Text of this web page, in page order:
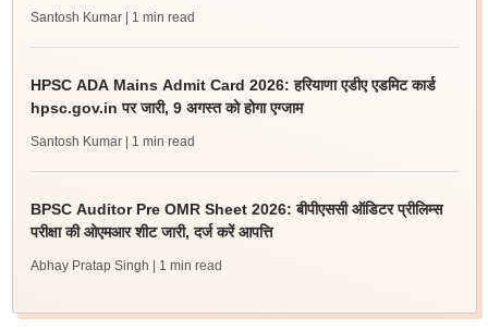
Santosh Kumar | 1 min read
HPSC ADA Mains Admit Card 2026: हरियाणा एडीए एडमिट कार्ड
hpsc.gov.in पर जारी, 9 अगस्त को होगा एग्जाम
Santosh Kumar | 1 min read
BPSC Auditor Pre OMR Sheet 2026: बीपीएससी ऑडिटर प्रीलिम्स
परीक्षा की ओएमआर शीट जारी, दर्ज करें आपत्ति
Abhay Pratap Singh | 1 min read